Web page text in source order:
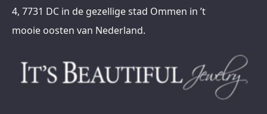
4, 7731 DC in de gezellige stad Ommen in ’t
mooie oosten van Nederland.